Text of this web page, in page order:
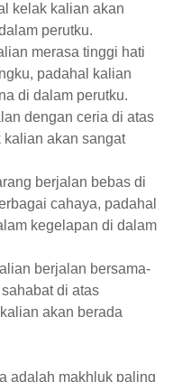
kelak kalian akan
perutku.
merasa tinggi hati
padahal kalian
di dalam perutku.
dengan ceria di atas
akan sangat
berjalan bebas di
cahaya, padahal
kegelapan di dalam
berjalan bersama-
di atas
akan berada
adalah makhluk paling